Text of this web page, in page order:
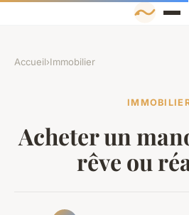
Accueil›Immobilier
Acheter un
rêve ou